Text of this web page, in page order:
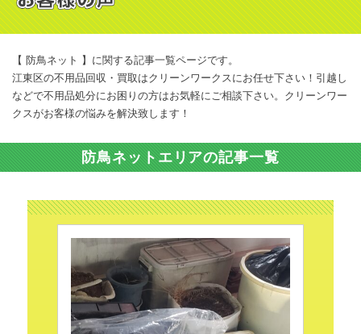
【 防鳥ネット 】に関する記事一覧ページです。
江東区の不用品回収・買取はクリーンワークスにお任せ下さい！引越し
などで不用品処分にお困りの方はお気軽にご相談下さい。クリーンワー
クスがお客様の悩みを解決致します！
防鳥ネットエリアの記事一覧